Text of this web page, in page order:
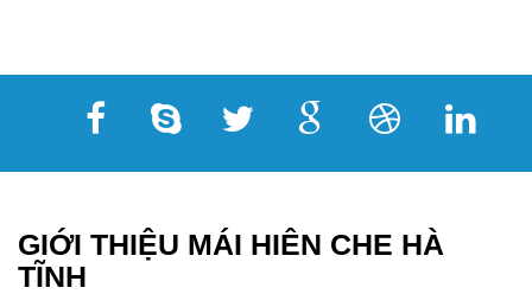
GIỚI THIỆU MÁI HIÊN CHE HÀ
TĨNH